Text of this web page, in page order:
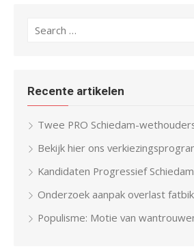
for:
Recente artikelen
Twee PRO Schiedam-
Bekijk hier ons
Kandidaten Progressief
Onderzoek aanpak overlast
Populisme: Motie van